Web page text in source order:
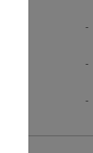
-
-
-